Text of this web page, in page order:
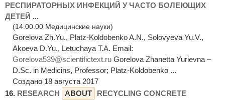
РЕСПИРАТОРНЫХ ИНФЕКЦИЙ У ЧАСТО БОЛЕЮЩИХ
ДЕТЕЙ ...
(14.00.00 Медицинские науки)
Gorelova Zh.Yu., Platz-Koldobenko A.N., Solovyeva Yu.V.,
Akoeva D.Yu., Letuchaya T.А. Email:
Gorelova539@scientifictext.ru Gorelova Zhanetta Yurievna –
D.Sc. in Medicins, Professor; Platz-Koldobenko ...
Создано 18 августа 2017
16. RESEARCH ABOUT
RECYCLING CONCRETE